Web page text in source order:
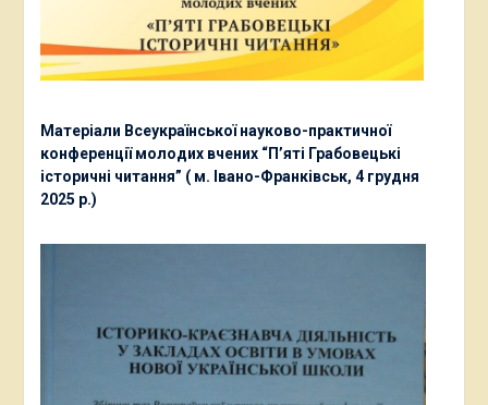
Матеріали Всеукраїнської науково-практичної
конференції молодих вчених “П’яті Грабовецькі
історичні читання” ( м. Івано-Франківськ, 4 грудня
2025 р.)